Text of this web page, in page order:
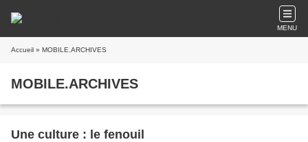
MENU
Accueil » MOBILE.ARCHIVES
MOBILE.ARCHIVES
Une culture : le fenouil